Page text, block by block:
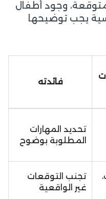
وجود أطفال
يجب توضيحها
فائدته
تحديد المهارات
المطلوبة بوضوح
تجنب التوقعات
غير الواقعية